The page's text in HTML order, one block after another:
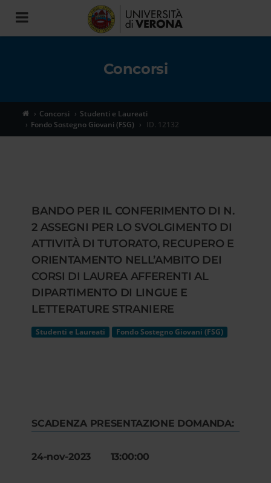
Toggle
navigation
Concorsi
Concorsi
Studenti e Laureati
Fondo Sostegno Giovani (FSG)
ID. 12132
BANDO PER IL CONFERIMENTO DI N.
2 ASSEGNI PER LO SVOLGIMENTO DI
ATTIVITÀ DI TUTORATO, RECUPERO E
ORIENTAMENTO NELL’AMBITO DEI
CORSI DI LAUREA AFFERENTI AL
DIPARTIMENTO DI LINGUE E
LETTERATURE STRANIERE
Studenti e Laureati Fondo Sostegno Giovani (FSG)
SCADENZA PRESENTAZIONE DOMANDA:
24-nov-2023 13:00:00